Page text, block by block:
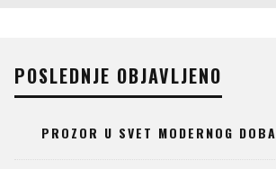
POSLEDNJE OBJAVLJENO
PROZOR U SVET MODERNOG DOBA